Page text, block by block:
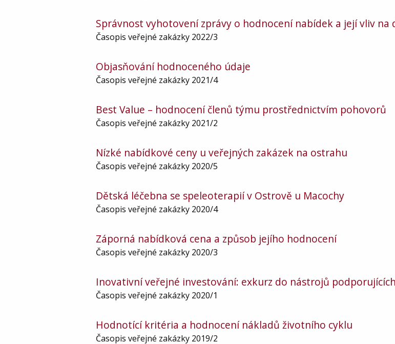
Správnost vyhotovení zprávy o hodnocení nabídek a její vliv
Časopis veřejné zakázky 2022/3
Objasňování hodnoceného údaje
Časopis veřejné zakázky 2021/4
Best Value – hodnocení členů týmu prostřednictvím pohovorů
Časopis veřejné zakázky 2021/2
Nízké nabídkové ceny u veřejných zakázek na ostrahu
Časopis veřejné zakázky 2020/5
Dětská léčebna se speleoterapií v Ostrově u Macochy
Časopis veřejné zakázky 2020/4
Záporná nabídková cena a způsob jejího hodnocení
Časopis veřejné zakázky 2020/3
Inovativní veřejné investování: exkurz do nástrojů
Časopis veřejné zakázky 2020/1
Hodnotící kritéria a hodnocení nákladů životního cyklu
Časopis veřejné zakázky 2019/2